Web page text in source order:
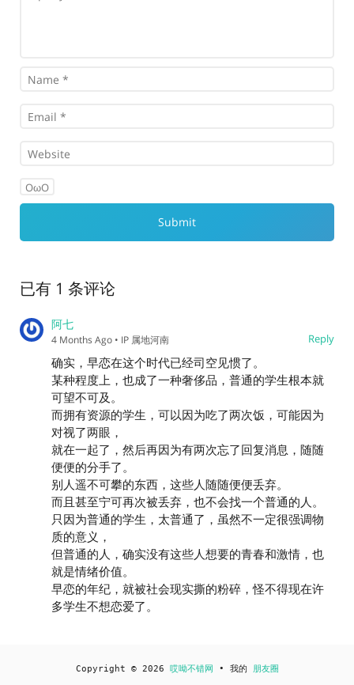
OωO
已有 1 条评论
阿七
Reply
4 Months Ago • IP 属地河南
确实，早恋在这个时代已经司空见惯了。
某种程度上，也成了一种奢侈品，普通的学生根本就
可望不可及。
而拥有资源的学生，可以因为吃了两次饭，可能因为
对视了两眼，
就在一起了，然后再因为有两次忘了回复消息，随随
便便的分手了。
别人遥不可攀的东西，这些人随随便便丢弃。
而且甚至宁可再次被丢弃，也不会找一个普通的人。
只因为普通的学生，太普通了，虽然不一定很强调物
质的意义，
但普通的人，确实没有这些人想要的青春和激情，也
就是情绪价值。
早恋的年纪，就被社会现实撕的粉碎，怪不得现在许
多学生不想恋爱了。
Copyright © 2026 哎呦不错网 • 我的 朋友圈